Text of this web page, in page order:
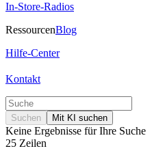
In-Store-Radios
RessourcenBlog
Hilfe-Center
Kontakt
Suchen Mit KI suchen
Keine Ergebnisse für Ihre Suche
25 Zeilen